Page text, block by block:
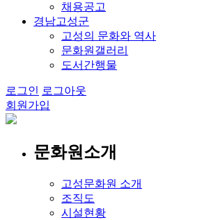
채용공고
경남고성군
고성의 문화와 역사
문화원갤러리
도서간행물
로그인 로그아웃
회원가입
문화원소개
고성문화원 소개
조직도
시설현황